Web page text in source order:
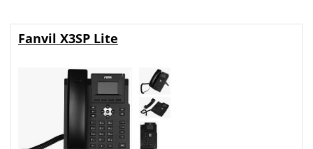
Fanvil X3SP Lite